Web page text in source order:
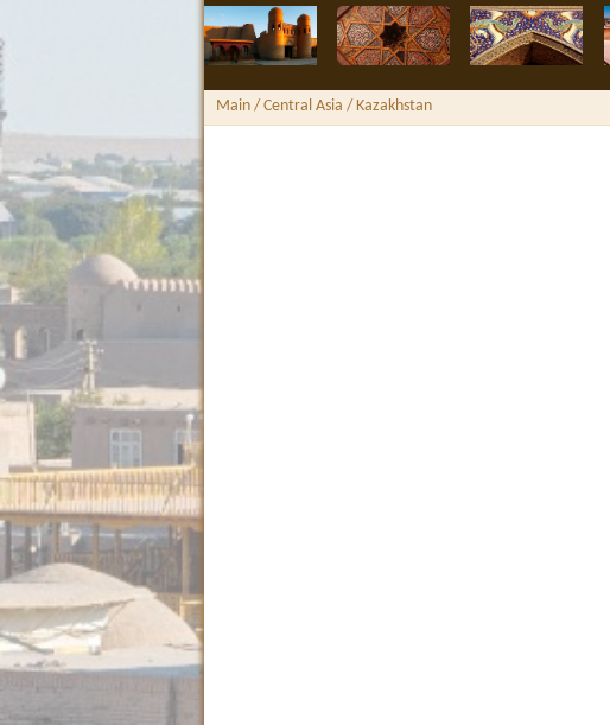
Main / Central Asia / Kazakhstan